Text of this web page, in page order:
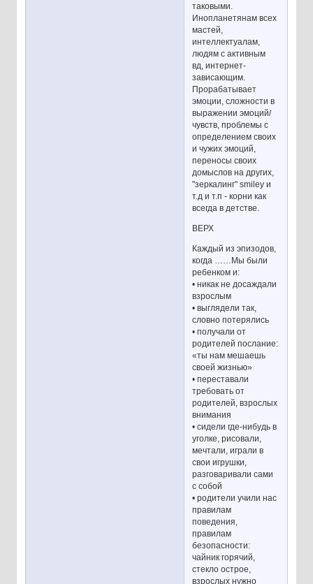
таковыми.
Инопланетянам всех
мастей,
интеллектуалам,
людям с активным
вд, интернет-
зависающим.
Прорабатывает
эмоции, сложности в
выражении эмоций/
чувств, проблемы с
определением своих
и чужих эмоций,
переносы своих
домыслов на других,
"зеркалинг" smiley и
т.д и т.п - корни как
всегда в детстве.
ВЕРХ
Каждый из эпизодов,
когда ……Мы были
ребенком и:
• никак не досаждали
взрослым
• выглядели так,
словно потерялись
• получали от
родителей послание:
«ты нам мешаешь
своей жизнью»
• переставали
требовать от
родителей, взрослых
внимания
• сидели где-нибудь в
уголке, рисовали,
мечтали, играли в
свои игрушки,
разговаривали сами
с собой
• родители учили нас
правилам
поведения,
правилам
безопасности:
чайник горячий,
стекло острое,
взрослых нужно